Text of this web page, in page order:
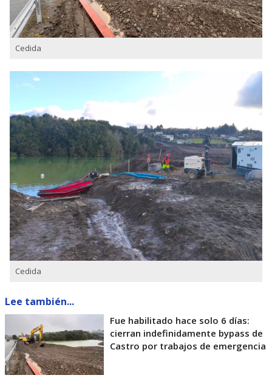
Cedida
Cedida
Lee también...
Fue habilitado hace solo 6 días:
cierran indefinidamente bypass de
Castro por trabajos de emergencia